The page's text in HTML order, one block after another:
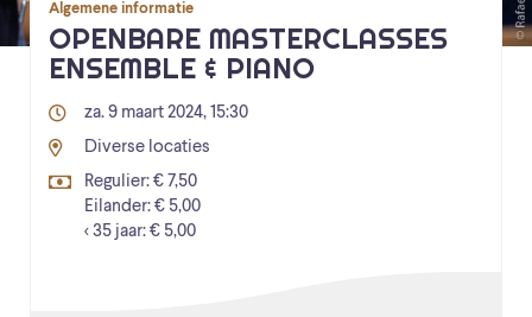
Algemene informatie
OPENBARE MASTERCLASSES
ENSEMBLE & PIANO
za. 9 maart 2024, 15:30
Diverse locaties
Regulier: € 7,50
Eilander: € 5,00
< 35 jaar: € 5,00